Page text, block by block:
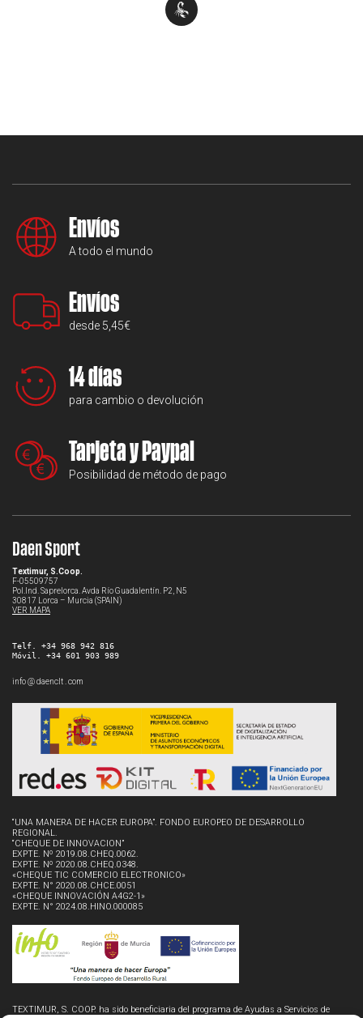
Envíos
A todo el mundo
Envíos
desde 5,45€
14 días
para cambio o devolución
Tarjeta y Paypal
Posibilidad de método de pago
Daen Sport
Textimur, S.Coop.
F-05509757
Pol.Ind. Saprelorca. Avda Río Guadalentín. P2, N5
30817 Lorca – Murcia (SPAIN)
VER MAPA
Telf. +34 968 942 816
Móvil. +34 601 903 989
info @ daenclt . com
“UNA MANERA DE HACER EUROPA”. FONDO EUROPEO DE DESARROLLO
REGIONAL.
“CHEQUE DE INNOVACION”
EXPTE. Nº 2019.08.CHEQ.0062.
EXPTE. Nº 2020.08.CHEQ.0348.
«CHEQUE TIC COMERCIO ELECTRONICO»
EXPTE. N° 2020.08.CHCE.0051
«CHEQUE INNOVACIÓN A4G2-1»
EXPTE. N° 2024.08.HINO.000085
TEXTIMUR, S. COOP. ha sido beneficiaria del programa de Ayudas a Servicios de